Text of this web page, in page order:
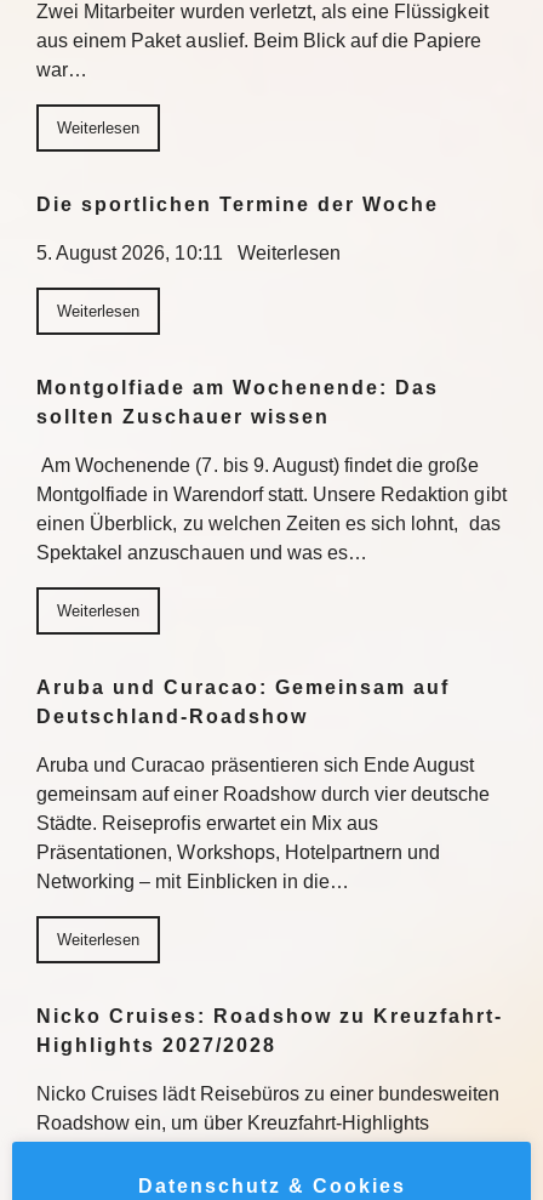
Zwei Mitarbeiter wurden verletzt, als eine Flüssigkeit
aus einem Paket auslief. Beim Blick auf die Papiere
war…
Weiterlesen
Die sportlichen Termine der Woche
5. August 2026, 10:11 Weiterlesen
Weiterlesen
Montgolfiade am Wochenende: Das
sollten Zuschauer wissen
Am Wochenende (7. bis 9. August) findet die große
Montgolfiade in Warendorf statt. Unsere Redaktion gibt
einen Überblick, zu welchen Zeiten es sich lohnt, das
Spektakel anzuschauen und was es…
Weiterlesen
Aruba und Curacao: Gemeinsam auf
Deutschland-Roadshow
Aruba und Curacao präsentieren sich Ende August
gemeinsam auf einer Roadshow durch vier deutsche
Städte. Reiseprofis erwartet ein Mix aus
Präsentationen, Workshops, Hotelpartnern und
Networking – mit Einblicken in die…
Weiterlesen
Nicko Cruises: Roadshow zu Kreuzfahrt-
Highlights 2027/2028
Nicko Cruises lädt Reisebüros zu einer bundesweiten
Roadshow ein, um über Kreuzfahrt-Highlights
Verkaufstipps, direktem Austausch und
Datenschutz & Cookies